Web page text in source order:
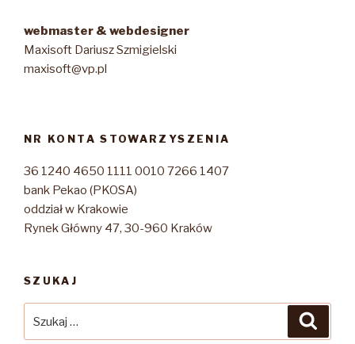
webmaster & webdesigner
Maxisoft Dariusz Szmigielski
maxisoft@vp.pl
NR KONTA STOWARZYSZENIA
36 1240 4650 1111 0010 7266 1407
bank Pekao (PKOSA)
oddział w Krakowie
Rynek Główny 47, 30-960 Kraków
SZUKAJ